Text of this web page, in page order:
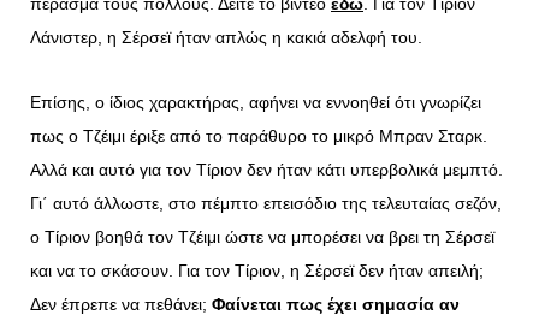
πέρασμά τους πολλούς. Δείτε το βίντεο εδώ. Για τον Τίριον
Λάνιστερ, η Σέρσεϊ ήταν απλώς η κακιά αδελφή του.
Επίσης, ο ίδιος χαρακτήρας, αφήνει να εννοηθεί ότι γνωρίζει
πως ο Τζέιμι έριξε από το παράθυρο το μικρό Μπραν Σταρκ.
Αλλά και αυτό για τον Τίριον δεν ήταν κάτι υπερβολικά μεμπτό.
Γι΄ αυτό άλλωστε, στο πέμπτο επεισόδιο της τελευταίας σεζόν,
ο Τίριον βοηθά τον Τζέιμι ώστε να μπορέσει να βρει τη Σέρσεϊ
και να το σκάσουν. Για τον Τίριον, η Σέρσεϊ δεν ήταν απειλή;
Δεν έπρεπε να πεθάνει; Φαίνεται πως έχει σημασία αν